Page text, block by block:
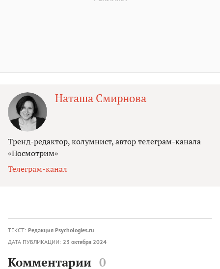
Наташа Смирнова
Тренд-редактор, колумнист, автор телеграм-канала
«Посмотрим»
Телеграм-канал
ТЕКСТ: Редакция Psychologies.ru
ДАТА ПУБЛИКАЦИИ: 23 октября 2024
Комментарии 0